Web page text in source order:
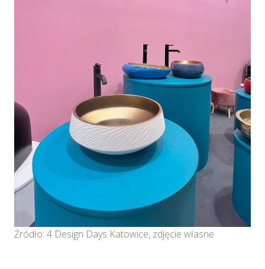
Źródło: 4 Design Days Katowice, zdjęcie własne